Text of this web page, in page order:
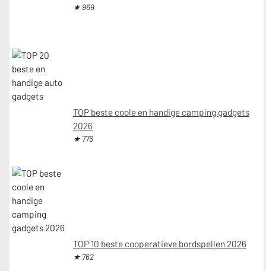
★ 969
TOP beste coole en handige camping gadgets
2026
★ 776
TOP 10 beste cooperatieve bordspellen 2026
★ 762